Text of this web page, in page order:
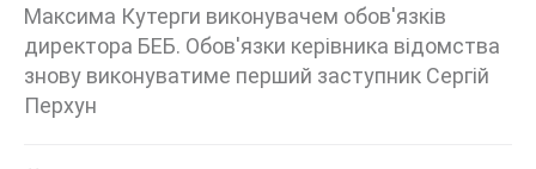
Максима Кутерги виконувачем обов'язків
директора БЕБ. Обов'язки керівника відомства
знову виконуватиме перший заступник Сергій
Перхун